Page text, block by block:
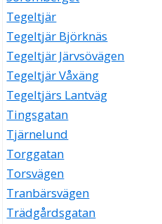
Tegeltjär
Tegeltjär Björknäs
Tegeltjär Järvsövägen
Tegeltjär Våxäng
Tegeltjärs Lantväg
Tingsgatan
Tjärnelund
Torggatan
Torsvägen
Tranbärsvägen
Trädgårdsgatan